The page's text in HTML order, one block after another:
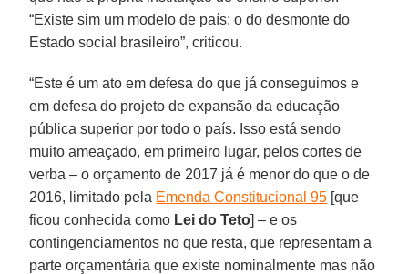
“Existe sim um modelo de país: o do desmonte do
Estado social brasileiro”, criticou.
“Este é um ato em defesa do que já conseguimos e
em defesa do projeto de expansão da educação
pública superior por todo o país. Isso está sendo
muito ameaçado, em primeiro lugar, pelos cortes de
verba – o orçamento de 2017 já é menor do que o de
2016, limitado pela Emenda Constitucional 95 [que
ficou conhecida como Lei do Teto] – e os
contingenciamentos no que resta, que representam a
parte orçamentária que existe nominalmente mas não